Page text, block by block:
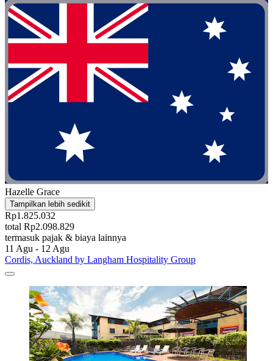
Hazelle Grace
Tampilkan lebih sedikit
Rp1.825.032
total Rp2.098.829
termasuk pajak & biaya lainnya
11 Agu - 12 Agu
Cordis, Auckland by Langham Hospitality Group